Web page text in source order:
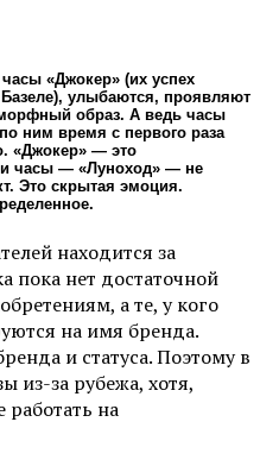
«Джокер» (их успех
улыбаются, проявляют
образ. А ведь часы
ним время с первого раза
«Джокер» — это
часы — «Луноход» — не
Это скрытая эмоция.
находится за
пока нет достаточной
а те, у кого
на имя бренда.
и статуса. Поэтому в
из-за рубежа, хотя,
работать на